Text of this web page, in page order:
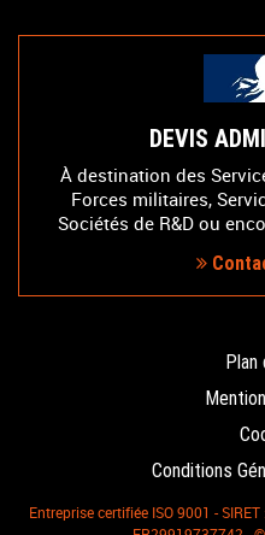
DEVIS
À destination des
Forces militaires,
Sociétés de R&D ou
Conditions
Entreprise certifiée ISO 9001 -